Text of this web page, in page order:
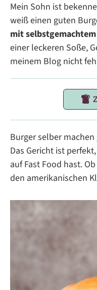
Mein Sohn ist
weiß einen guten
mit
einer leckeren Soße,
meinem Blog nicht
Burger selber machen
Das Gericht ist
auf Fast Food hast.
den amerikanischen